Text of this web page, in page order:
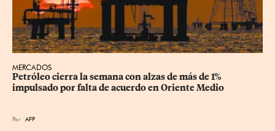
MERCADOS
Petróleo cierra la semana con alzas de más de 1%
impulsado por falta de acuerdo en Oriente Medio
Por AFP